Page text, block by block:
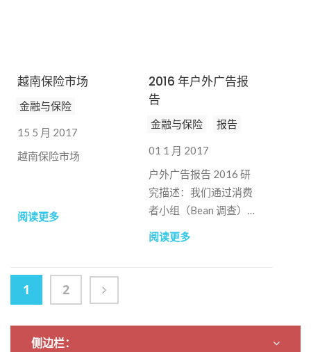
越南保险市场
金融与保险
15 5 月 2017
越南保险市场
阅读更多
2016 年户外广告报
告
金融与保险 报告
01 1 月 2017
户外广告报告 2016 研
究描述：我们通过消费
者小组（Bean 调查）
进行了调查，以了解越
南人对户外广告的认知
阅读更多
1 2
侧边栏：